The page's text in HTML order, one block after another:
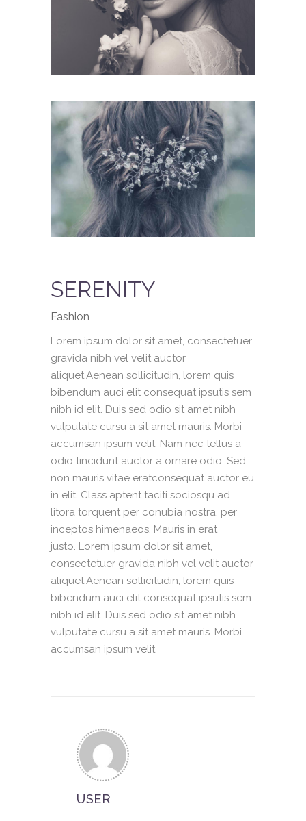
SERENITY
Fashion
Lorem ipsum dolor sit amet, consectetuer
gravida nibh vel velit auctor
aliquet.Aenean sollicitudin, lorem quis
bibendum auci elit consequat ipsutis sem
nibh id elit. Duis sed odio sit amet nibh
vulputate cursu a sit amet mauris. Morbi
accumsan ipsum velit. Nam nec tellus a
odio tincidunt auctor a ornare odio. Sed
non mauris vitae eratconsequat auctor eu
in elit. Class aptent taciti sociosqu ad
litora torquent per conubia nostra, per
inceptos himenaeos. Mauris in erat
justo. Lorem ipsum dolor sit amet,
consectetuer gravida nibh vel velit auctor
aliquet.Aenean sollicitudin, lorem quis
bibendum auci elit consequat ipsutis sem
nibh id elit. Duis sed odio sit amet nibh
vulputate cursu a sit amet mauris. Morbi
accumsan ipsum velit.
USER